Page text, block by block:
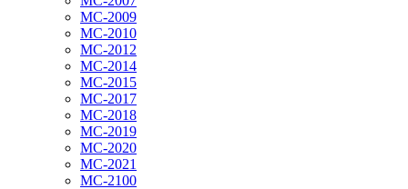
MC-2009
MC-2010
MC-2012
MC-2014
MC-2015
MC-2017
MC-2018
MC-2019
MC-2020
MC-2021
MC-2100